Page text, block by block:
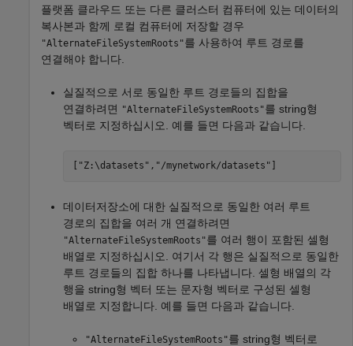
플랫폼 클라우드 또는 다른 클러스터 컴퓨터에 있는 데이터의
복사본과 함께 로컬 컴퓨터에 저장할 경우
"AlternateFileSystemRoots"를 사용하여 루트 경로를
연결해야 합니다.
실질적으로 서로 동일한 루트 경로들의 집합을
연결하려면 "AlternateFileSystemRoots"를 string형
벡터로 지정하십시오. 예를 들면 다음과 같습니다.
["Z:\datasets","/mynetwork/datasets"]
데이터저장소에 대한 실질적으로 동일한 여러 루트
경로의 집합을 여러 개 연결하려면
"AlternateFileSystemRoots"를 여러 행이 포함된 셀형
배열로 지정하십시오. 여기서 각 행은 실질적으로 동일한
루트 경로들의 집합 하나를 나타냅니다. 셀형 배열의 각
행을 string형 벡터 또는 문자형 벡터로 구성된 셀형
배열로 지정합니다. 예를 들면 다음과 같습니다.
"AlternateFileSystemRoots"를 string형 벡터로